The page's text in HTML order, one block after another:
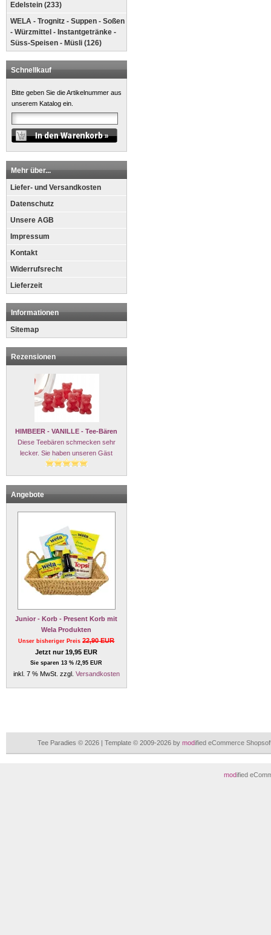
Edelstein (233)
WELA - Trognitz - Suppen - Soßen
- Würzmittel - Instantgetränke -
Süss-Speisen - Müsli (126)
Schnellkauf
Bitte geben Sie die Artikelnummer aus
unserem Katalog ein.
Mehr über...
Liefer- und Versandkosten
Datenschutz
Unsere AGB
Impressum
Kontakt
Widerrufsrecht
Lieferzeit
Informationen
Sitemap
Rezensionen
HIMBEER - VANILLE - Tee-Bären
Diese Teebären schmecken sehr
lecker. Sie haben unseren Gäst
Angebote
Junior - Korb - Present Korb mit
Wela Produkten
Unser bisheriger Preis22,90 EUR
Jetzt nur 19,95 EUR
Sie sparen 13 % /2,95 EUR
inkl. 7 % MwSt. zzgl. Versandkosten
Tee Paradies © 2026 | Template © 2009-2026 by modified eCommerce
modified